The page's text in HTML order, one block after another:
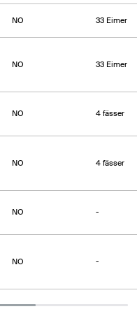
NO 33 Eimer
NO 33 Eimer
NO 4 fässer
NO 4 fässer
NO -
NO -